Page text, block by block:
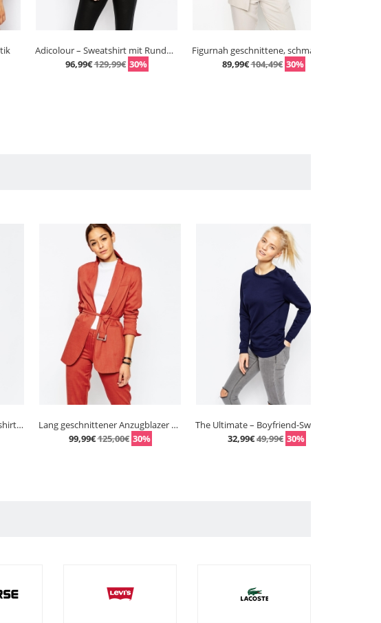
Adicolour – Sweatshirt mit Rundhalsausschnitt und 3-Streifenlogo
129,99€ 30%
Figurnah geschnittene, schmale Krepp-Jacke
104,49€ 30%
Lang geschnittener Anzugblazer mit Gürtel
125,00€ 30%
The Ultimate – Boyfriend-Sweatshirt
49,99€ 30%